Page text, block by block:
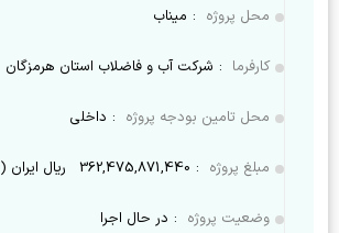
محل پروژه : میناب
کارفرما : شرکت آب و فاضلاب استان هرمزگان
محل تامین بودجه پروژه : داخلی
مبلغ پروژه :
362,475,871,440 ریال ایران (IRR)
وضعیت پروژه : در حال اجرا